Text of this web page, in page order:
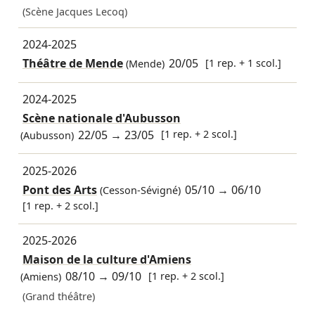
(Scène Jacques Lecoq)
2024-2025
Théâtre de Mende(Mende) 20/05 [1 rep. + 1 scol.]
2024-2025
Scène nationale d'Aubusson
(Aubusson) 22/05 →23/05 [1 rep. + 2 scol.]
2025-2026
Pont des Arts(Cesson-Sévigné) 05/10 →06/10
[1 rep. + 2 scol.]
2025-2026
Maison de la culture d'Amiens
(Amiens) 08/10 →09/10 [1 rep. + 2 scol.]
(Grand théâtre)